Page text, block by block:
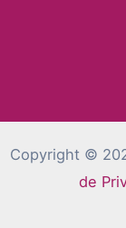
Copyright ©
de